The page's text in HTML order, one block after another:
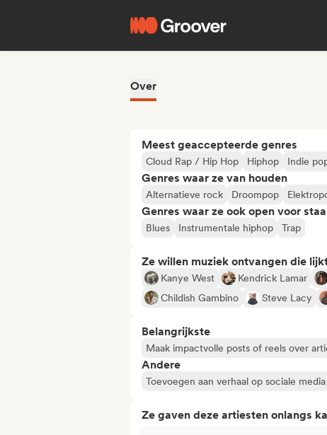
Over
Meest geaccepteerde genres
Cloud Rap / Hip Hop Hiphop Indie
Genres waar ze van houden
Alternatieve rock Droompop
Genres waar ze ook open voor
Blues Instrumentale hiphop Trap
Ze willen muziek ontvangen die
Kanye West Kendrick Lamar
Childish Gambino
Steve Lacy
Belangrijkste
Maak impactvolle posts of reels over
Andere
Toevoegen aan verhaal op sociale media
Ze gaven deze artiesten onlangs